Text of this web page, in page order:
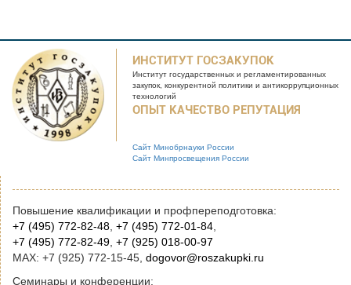
ИНСТИТУТ ГОСЗАКУПОК
Институт государственных и регламентированных
закупок, конкурентной политики и антикоррупционных
технологий
ОПЫТ КАЧЕСТВО РЕПУТАЦИЯ
Сайт Минобрнауки России
Сайт Минпросвещения России
Повышение квалификации и профпереподготовка:
+7 (495) 772-82-48, +7 (495) 772-01-84,
+7 (495) 772-82-49, +7 (925) 018-00-97
MAX: +7 (925) 772-15-45, dogovor@roszakupki.ru
Семинары и конференции: